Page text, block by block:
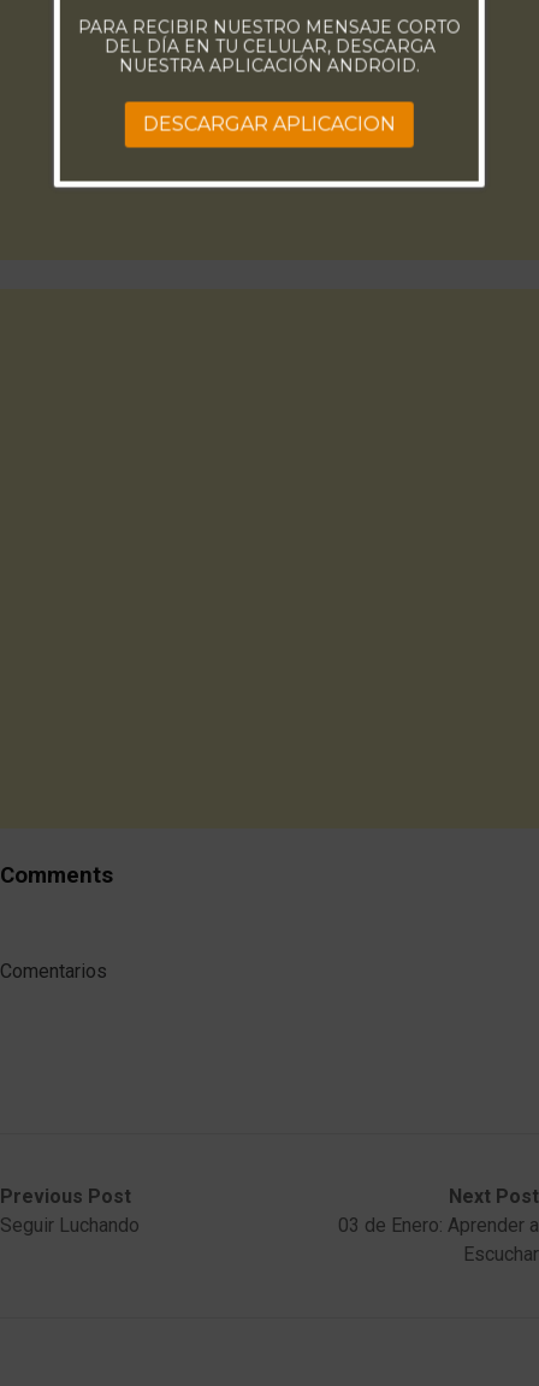
Comments
Comentarios
Post
navigation
Previous Post
Previous
post:
Seguir Luchando
Next Post
Next
post:
03 de Enero: Aprender a
Escuchar
PARA RECIBIR NUESTRO MENSAJE CORTO
DEL DÍA EN TU CELULAR, DESCARGA
NUESTRA APLICACIÓN ANDROID.
DESCARGAR APLICACION